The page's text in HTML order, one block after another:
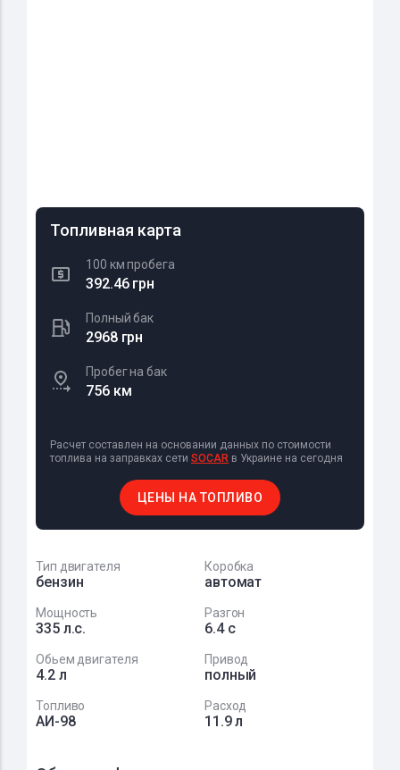
Топливная карта
100 км пробега
392.46 грн
Полный бак
2968 грн
Пробег на бак
756 км
Расчет составлен на основании данных по стоимости
топлива на заправках сети SOCAR в Украине на сегодня
ЦЕНЫ НА ТОПЛИВО
Тип двигателя
бензин
Коробка
автомат
Мощность
335 л.с.
Разгон
6.4 с
Обьем двигателя
4.2 л
Привод
полный
Топливо
АИ-98
Расход
11.9 л